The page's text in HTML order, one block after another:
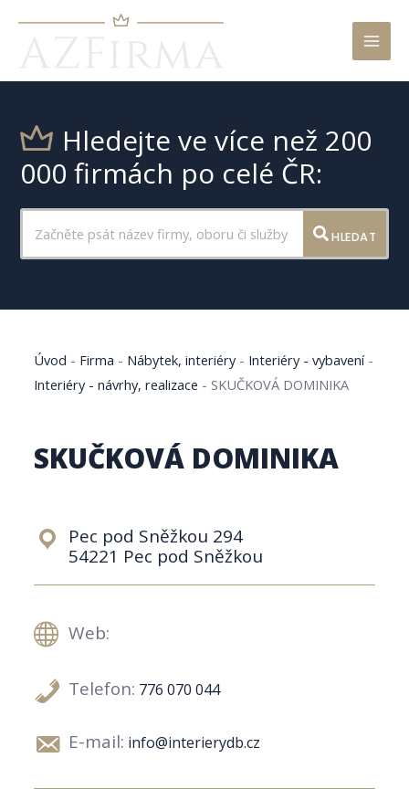
Hledejte ve více než 200
000 firmách po celé ČR:
HLEDAT
Úvod - Firma - Nábytek, interiéry- Interiéry - vybavení-
Interiéry - návrhy, realizace - SKUČKOVÁ DOMINIKA
SKUČKOVÁ DOMINIKA
Pec pod Sněžkou 294
54221 Pec pod Sněžkou
Web:
Telefon: 776 070 044
E-mail: info@interierydb.cz